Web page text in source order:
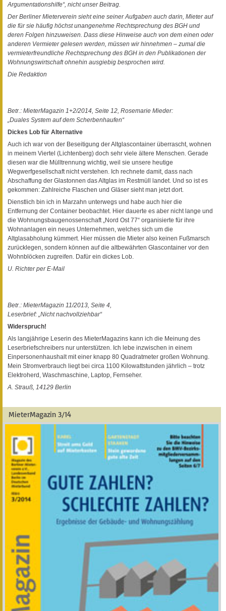
Argumentationshilfe“, nicht unser Beitrag.
Der Berliner Mieterverein sieht eine seiner Aufgaben auch darin, Mieter auf
die für sie häufig höchst unangenehme Rechtsprechung des BGH und
deren Folgen hinzuweisen. Dass diese Hinweise auch von dem einen oder
anderen Vermieter gelesen werden, müssen wir hinnehmen – zumal die
vermieterfreundliche Rechtsprechung des BGH in den Publikationen der
Wohnungswirtschaft ohnehin ausgiebig besprochen wird.
Die Redaktion
Betr.: MieterMagazin 1+2/2014, Seite 12, Rosemarie Mieder:
„Duales System auf dem Scherbenhaufen“
Dickes Lob für Alternative
Auch ich war von der Beseitigung der Altglascontainer überrascht, wohnen
in meinem Viertel (Lichtenberg) doch sehr viele ältere Menschen. Gerade
diesen war die Mülltrennung wichtig, weil sie unsere heutige
Wegwerfgesellschaft nicht verstehen. Ich rechnete damit, dass nach
Abschaffung der Glastonnen das Altglas im Restmüll landet. Und so ist es
gekommen: Zahlreiche Flaschen und Gläser sieht man jetzt dort.
Dienstlich bin ich in Marzahn unterwegs und habe auch hier die
Entfernung der Container beobachtet. Hier dauerte es aber nicht lange und
die Wohnungsbaugenossenschaft „Nord Ost 77“ organisierte für ihre
Wohnanlagen ein neues Unternehmen, welches sich um die
Altglasabholung kümmert. Hier müssen die Mieter also keinen Fußmarsch
zurücklegen, sondern können auf die altbewährten Glascontainer vor den
Wohnblöcken zugreifen. Dafür ein dickes Lob.
U. Richter per E-Mail
Betr.: MieterMagazin 11/2013, Seite 4,
Leserbrief: „Nicht nachvollziehbar“
Widerspruch!
Als langjährige Leserin des MieterMagazins kann ich die Meinung des
Leserbriefschreibers nur unterstützen. Ich lebe inzwischen in einem
Einpersonenhaushalt mit einer knapp 80 Quadratmeter großen Wohnung.
Mein Stromverbrauch liegt bei circa 1100 Kilowattstunden jährlich – trotz
Elektroherd, Waschmaschine, Laptop, Fernseher.
A. Strauß, 14129 Berlin
MieterMagazin 3/14